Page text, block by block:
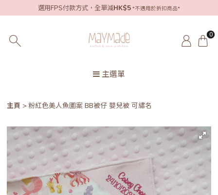
選用FPS付款方式，全單減HK$5 *不適用於折扣商品*
0
主選單
主頁 粉紅色美人魚圖案 BB被仔 嬰兒被 可繡名